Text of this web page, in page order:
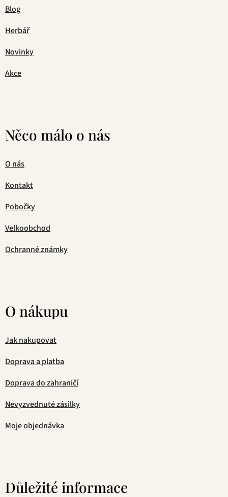
Blog
Herbář
Novinky
Akce
Něco málo o nás
O nás
Kontakt
Pobočky
Velkoobchod
Ochranné známky
O nákupu
Jak nakupovat
Doprava a platba
Doprava do zahraničí
Nevyzvednuté zásilky
Moje objednávka
Důležité informace